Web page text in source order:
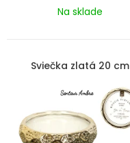
Na sklade
Sviečka zlatá 20 cm